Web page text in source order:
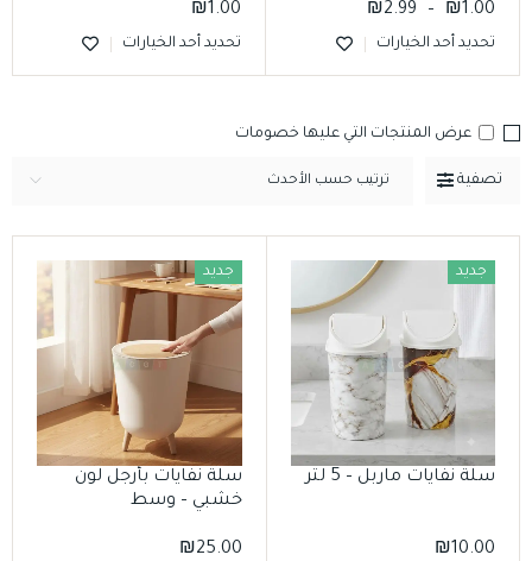
₪1.00
–
₪2.99
تحديد أحد الخيارات
₪1.00
تحديد أحد الخيارات
تصفية ترتيب حسب الأحدث
عرض المنتجات التي عليها خصومات
سلة نفايات ماربل – 5 لتر
جديد
₪10.00
سلة نفايات بأرجل لون
خشبي – وسط
جديد
₪25.00